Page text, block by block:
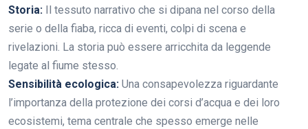
Storia: Il tessuto narrativo che si dipana nel corso della
serie o della fiaba, ricca di eventi, colpi di scena e
rivelazioni. La storia può essere arricchita da leggende
legate al fiume stesso.
Sensibilità ecologica: Una consapevolezza riguardante
l’importanza della protezione dei corsi d’acqua e dei loro
ecosistemi, tema centrale che spesso emerge nelle